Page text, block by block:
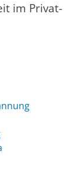
im Privat-